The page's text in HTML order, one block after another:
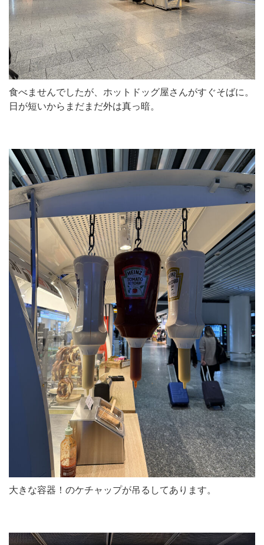
食べませんでしたが、ホットドッグ屋さんがすぐそばに。
日が短いからまだまだ外は真っ暗。
大きな容器！のケチャップが吊るしてあります。